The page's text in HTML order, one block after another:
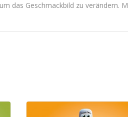
das Geschmackbild zu verändern.